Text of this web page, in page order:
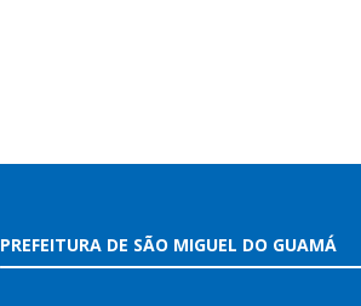
PREFEITURA DE SÃO MIGUEL DO GUAMÁ